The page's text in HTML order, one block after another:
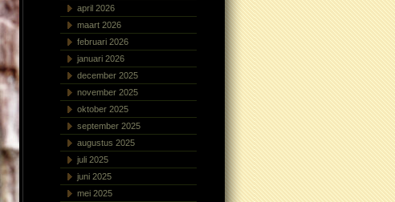
april 2026
maart 2026
februari 2026
januari 2026
december 2025
november 2025
oktober 2025
september 2025
augustus 2025
juli 2025
juni 2025
mei 2025